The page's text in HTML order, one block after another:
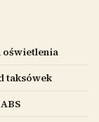
taksówek